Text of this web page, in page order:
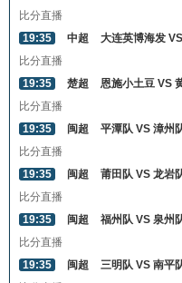
比分直播
19:35
中超
大连英博海发
比分直播
19:35
楚超
恩施小土豆 VS
比分直播
19:35
闽超
平潭队 VS 漳州
比分直播
19:35
闽超
莆田队 VS 龙岩
比分直播
19:35
闽超
福州队 VS 泉州
比分直播
19:35
闽超
三明队 VS 南平